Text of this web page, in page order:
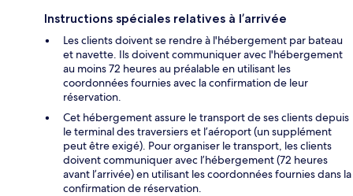
Instructions spéciales relatives à l’arrivée
Les clients doivent se rendre à l'hébergement par bateau
et navette. Ils doivent communiquer avec l'hébergement
au moins 72 heures au préalable en utilisant les
coordonnées fournies avec la confirmation de leur
réservation.
Cet hébergement assure le transport de ses clients depuis
le terminal des traversiers et l’aéroport (un supplément
peut être exigé). Pour organiser le transport, les clients
doivent communiquer avec l’hébergement (72 heures
avant l’arrivée) en utilisant les coordonnées fournies dans la
confirmation de réservation.